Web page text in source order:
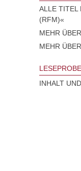
ALLE TITEL
(RFM)«
MEHR
MEHR
INHALT